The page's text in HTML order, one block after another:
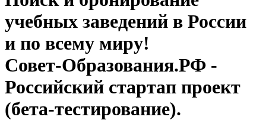
учебных заведений в России
и по всему миру!
Совет-Образования.РФ -
Российский стартап проект
(бета-тестирование).